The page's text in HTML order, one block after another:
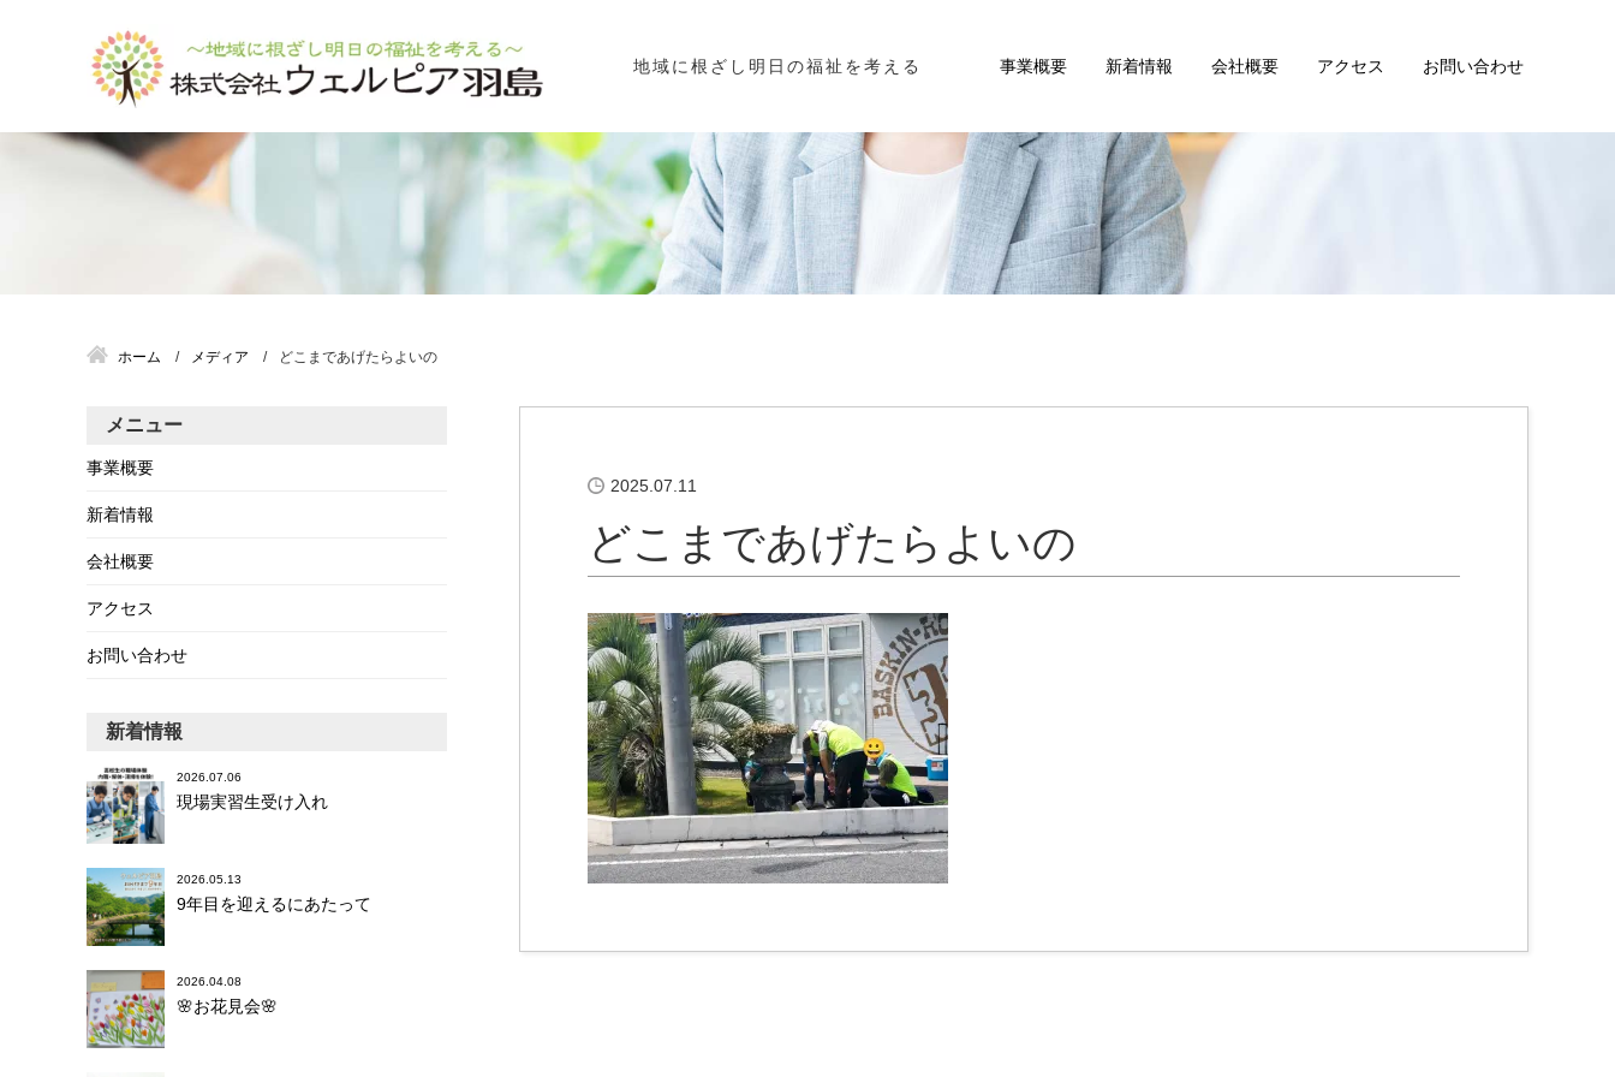
地域に根ざし明日の福祉を考える 事業概要 新着情報 会社概要 アクセス お問い合わせ
ホーム メディア どこまであげたらよいの
2025.07.11
どこまであげたらよいの
メニュー
事業概要
新着情報
会社概要
アクセス
お問い合わせ
新着情報
2026.07.06
現場実習生受け入れ
2026.05.13
9年目を迎えるにあたって
2026.04.08
🌸お花見会🌸